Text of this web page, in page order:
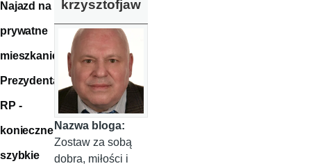
Najazd na
prywatne
mieszkanie
Prezydenta
RP -
konieczne
szybkie
krzysztofjaw
Nazwa bloga:
Zostaw za sobą
dobra, miłości i